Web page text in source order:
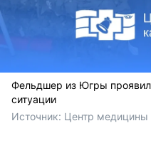
Фельдшер из Югры проявил
ситуации
Источник: Центр медицины